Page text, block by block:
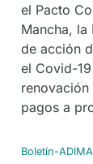
el Pacto
Mancha, la
de acción
el Covid-
pagos a
Boletín-